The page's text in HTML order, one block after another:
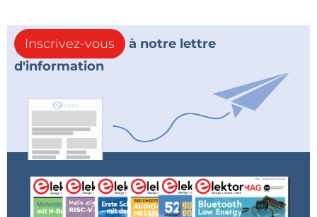
Spécifications (en version abrégée)
Texas Instruments PCM5122 DAC
DAC Burr-Brown: échantillonnage à
192 kHz / résolution de 24 bits
Régulateur de tension à très faible
bruit Texas Instruments TPS7A4700
Alimentation commutable
6 boutons GPIO pour les commandes de lecture
télécommande infrarouge
Écran OLED 1,3 pouces avec support multilingue
Inscrivez-vous
à notre lettre
d'information